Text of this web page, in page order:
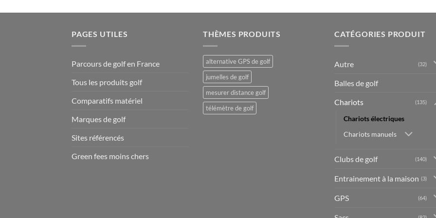
PAGES UTILES
Parcours de golf en France
Tous les produits golf
Comparatifs matériel
Marques de golf
Sites référencés
Green fees moins chers
THÈMES PRODUITS
alternative GPS de golf
jumelles de golf
mesurer distance golf
télémètre de golf
CATÉGORIES PRODUIT
Autre (32)
Balles de golf
Chariots (135)
Chariots électriques
Chariots manuels
Clubs de golf (140)
Entrainement à la maison (3)
GPS (64)